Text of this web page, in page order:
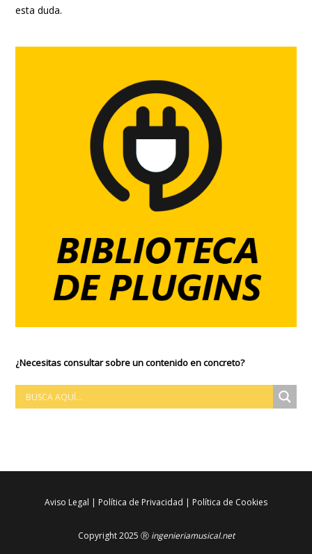
esta duda.
¿Necesitas consultar sobre un contenido en concreto?
Aviso Legal | Política de Privacidad | Política de Cookies
Copyright 2025 Ⓡ ingenieriamusical.net